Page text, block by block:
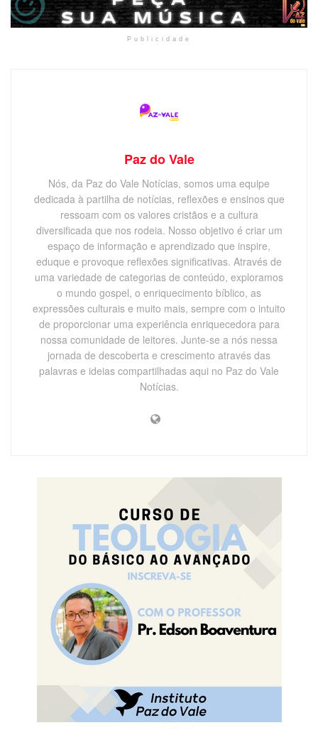
Publicidade
Paz do Vale
Nós, da Paz do Vale Notícias, somos uma equipe
dedicada à partilha de notícias, reflexões e ensinos que
ressoam com os valores cristãos e a cultura
diversificada que nos rodeia. Nosso objetivo é criar um
espaço de informação e aprendizado que inspire,
eduque e provoque reflexões significativas. Através de
uma variedade de categorias de conteúdo, exploramos
o mundo gospel, o enriquecimento bíblico, as
expressões culturais e muito mais, sempre com o intuito
de proporcionar uma experiência enriquecedora para
nossa comunidade de leitores. Junte-se a nós nessa
jornada de descoberta e crescimento através das
palavras e ideias compartilhadas aqui no Paz do Vale
Notícias.